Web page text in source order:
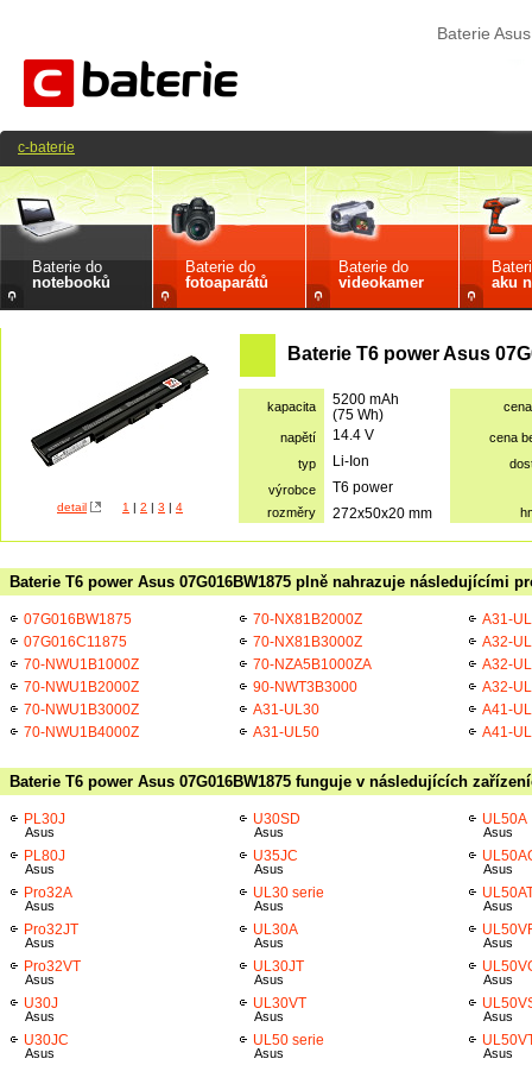
Baterie
Baterie do
notebooků
Baterie do
fotoaparátů
Baterie do
videokamer
aku
detail 1 | 2 | 3 | 4
Baterie T6 power Asus
kapacita
5200 mAh
(75 Wh)
napětí 14.4 V
cena
typ
Li-Ion
výrobce
T6 power
rozměry 272x50x20 mm
Baterie T6 power Asus 07G016BW1875 plně nahrazuje následujícími
07G016BW1875
07G016C11875
70-NWU1B1000Z
70-NWU1B2000Z
70-NWU1B3000Z
70-NWU1B4000Z
70-NX81B2000Z
70-NX81B3000Z
70-NZA5B1000ZA
90-NWT3B3000
A31-UL30
A31-UL50
A31-
A32-
A32-
A32-
A41-
A41-
Baterie T6 power Asus 07G016BW1875 funguje v následujících
PL30J
Asus
PL80J
Asus
Pro32A
Asus
Pro32JT
Asus
Pro32VT
Asus
U30J
Asus
U30JC
Asus
U30SD
Asus
U35JC
Asus
UL30 serie
Asus
UL30A
Asus
UL30JT
Asus
UL30VT
Asus
UL50 serie
Asus
UL50A
Asus
Asus
Asus
Asus
Asus
Asus
Asus
c-baterie